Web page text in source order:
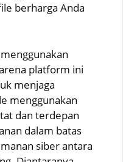
berharga Anda
platform ini
menjaga
menggunakan
dan terdepan
dalam batas
siber antara